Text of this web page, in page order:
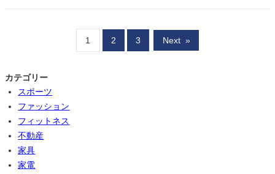
1 2 3 Next »
カテゴリー
スポーツ
ファッション
フィットネス
不動産
家具
家電